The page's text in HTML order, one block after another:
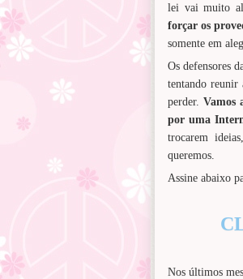
lei vai muito
forçar os
somente em
Os defensores
tentando reunir
perder. Vamos
por uma
trocarem
queremos.
Assine abaixo
Nos últimos